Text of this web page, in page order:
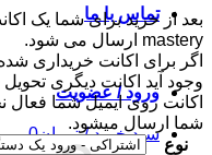
تماس با ما
ورود / عضویت
سبد خرید /تومان0
mastery ارسال می شود.
اگر برای اکانت خریداری
وجود آید اکانت دیگری
اکانت روی ایمیل شما
شما ارسال میشود.
نوع